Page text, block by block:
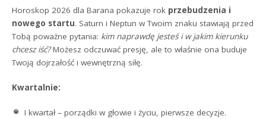
Horoskop 2026 dla Barana pokazuje rok przebudzenia i
nowego startu. Saturn i Neptun w Twoim znaku stawiają przed
Tobą poważne pytania: kim naprawdę jesteś i w jakim kierunku
chcesz iść?Możesz odczuwać presję, ale to właśnie ona buduje
Twoją dojrzałość i wewnętrzną siłę.
Kwartalnie:
I kwartał – porządki w głowie i życiu, pierwsze decyzje.